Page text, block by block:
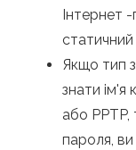
Інтернет
статичний
Якщо тип
знати ім'я
або PPTP,
пароля,